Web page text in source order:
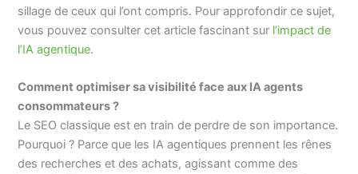
sillage de ceux qui l’ont compris. Pour approfondir ce sujet,
vous pouvez consulter cet article fascinant sur l’impact de
l’IA agentique.
Comment optimiser sa visibilité face aux IA agents
consommateurs ?
Le SEO classique est en train de perdre de son importance.
Pourquoi ? Parce que les IA agentiques prennent les rênes
des recherches et des achats, agissant comme des